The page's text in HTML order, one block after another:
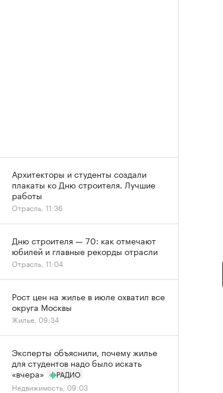
Архитекторы и студенты создали
плакаты ко Дню строителя. Лучшие
работы
Отрасль, 11:36
Дню строителя — 70: как отмечают
юбилей и главные рекорды отрасли
Отрасль, 11:04
Рост цен на жилье в июле охватил все
округа Москвы
Жилье, 09:34
Эксперты объяснили, почему жилье
для студентов надо было искать
«вчера»
РАДИО
Недвижимость, 09:03